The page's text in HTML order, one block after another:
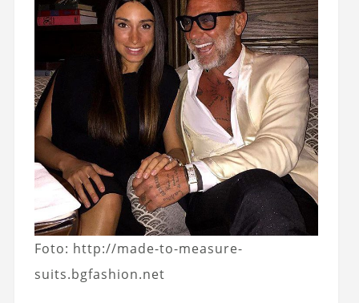
Foto: http://made-to-measure-
suits.bgfashion.net